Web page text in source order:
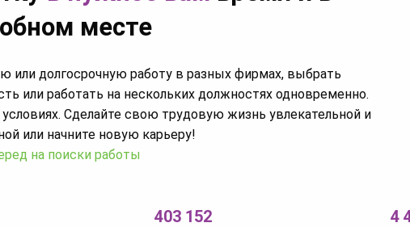
месте
или долгосрочную работу в разных фирмах, выбрать
или работать на нескольких должностях одновременно.
Сделайте свою трудовую жизнь увлекательной и
или начните новую карьеру!
на поиски работы
403 152 4